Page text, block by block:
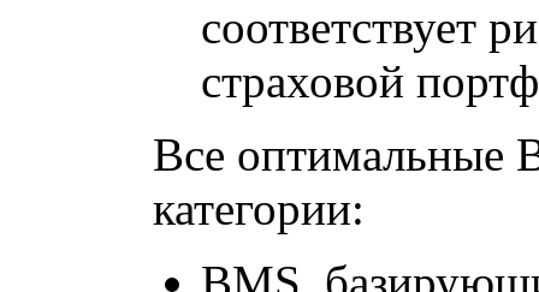
соответствует
страховой
Все оптимальные
категории: